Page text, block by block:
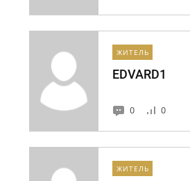
ЖИТЕЛЬ
EDVARD1
0 0
ЖИТЕЛЬ